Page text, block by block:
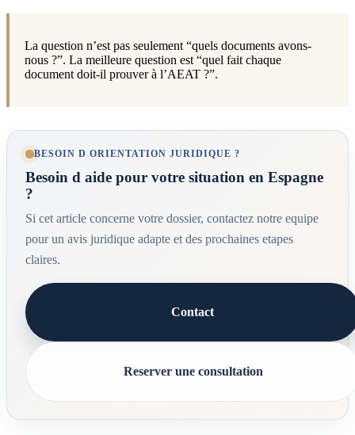
La question n’est pas seulement “quels documents avons-
nous ?”. La meilleure question est “quel fait chaque
document doit-il prouver à l’AEAT ?”.
BESOIN D ORIENTATION JURIDIQUE ?
Besoin d aide pour votre situation en Espagne
?
Si cet article concerne votre dossier, contactez notre equipe
pour un avis juridique adapte et des prochaines etapes
claires.
Contact
Reserver une consultation